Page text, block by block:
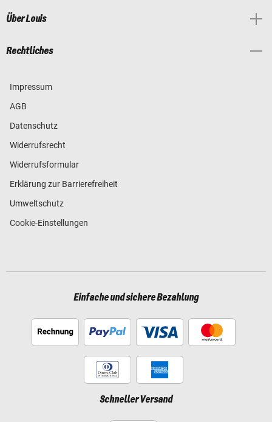
Über Louis
Rechtliches
Impressum
AGB
Datenschutz
Widerrufsrecht
Widerrufsformular
Erklärung zur Barrierefreiheit
Umweltschutz
Cookie-Einstellungen
Einfache und sichere Bezahlung
Schneller Versand